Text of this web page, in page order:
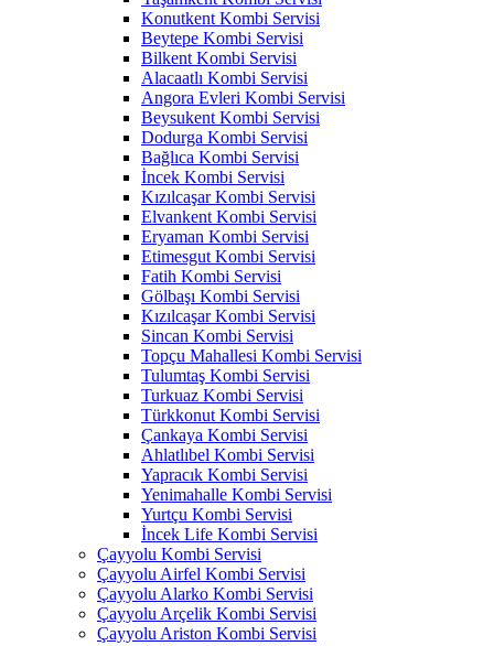
Konutkent Kombi Servisi
Beytepe Kombi Servisi
Bilkent Kombi Servisi
Alacaatlı Kombi Servisi
Angora Evleri Kombi Servisi
Beysukent Kombi Servisi
Dodurga Kombi Servisi
Bağlıca Kombi Servisi
İncek Kombi Servisi
Kızılcaşar Kombi Servisi
Elvankent Kombi Servisi
Eryaman Kombi Servisi
Etimesgut Kombi Servisi
Fatih Kombi Servisi
Gölbaşı Kombi Servisi
Kızılcaşar Kombi Servisi
Sincan Kombi Servisi
Topçu Mahallesi Kombi Servisi
Tulumtaş Kombi Servisi
Turkuaz Kombi Servisi
Türkkonut Kombi Servisi
Çankaya Kombi Servisi
Ahlatlıbel Kombi Servisi
Yapracık Kombi Servisi
Yenimahalle Kombi Servisi
Yurtçu Kombi Servisi
İncek Life Kombi Servisi
Çayyolu Kombi Servisi
Çayyolu Airfel Kombi Servisi
Çayyolu Alarko Kombi Servisi
Çayyolu Arçelik Kombi Servisi
Çayyolu Ariston Kombi Servisi